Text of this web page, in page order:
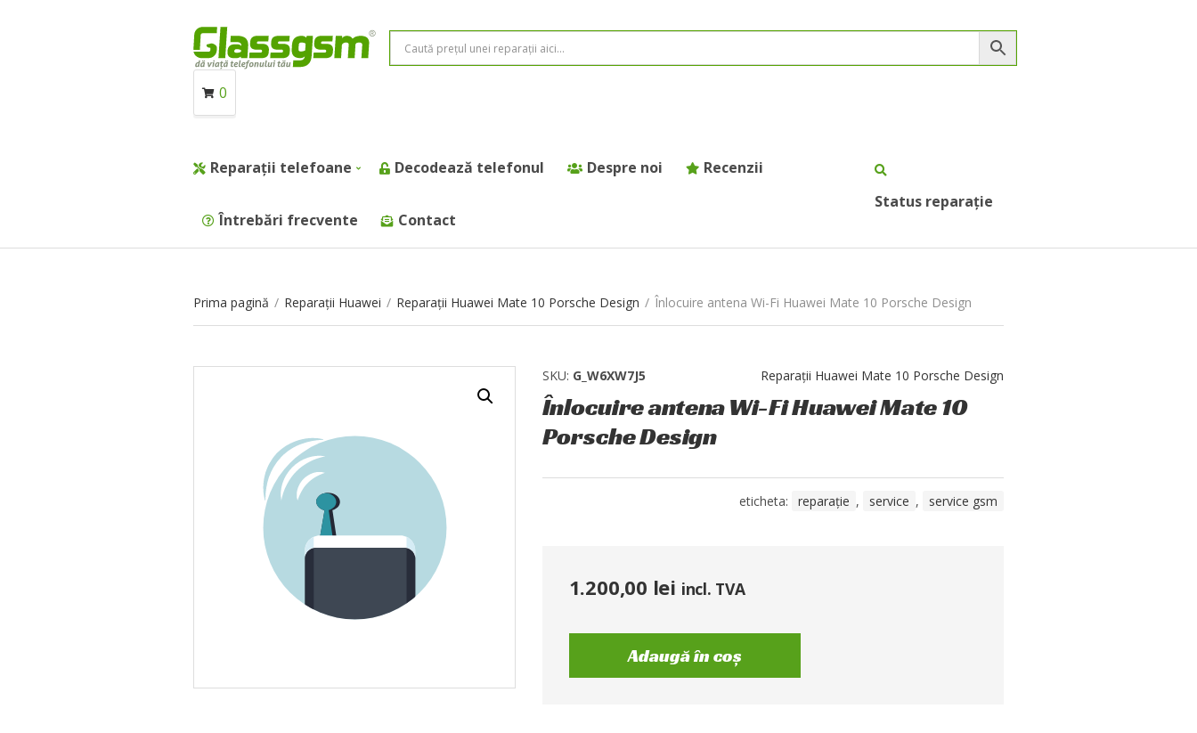
0
Reparații telefoane Decodează telefonul Despre noi Recenzii
Întrebări frecvente Contact
Status reparație
Prima pagină / Reparații Huawei / Reparații Huawei Mate 10 Porsche Design / Înlocuire antena Wi-Fi Huawei Mate 10 Porsche Design
SKU: G_W6XW7J5 Reparații Huawei Mate 10 Porsche Design
Înlocuire antena Wi-Fi Huawei Mate 10
Porsche Design
eticheta: reparație , service , service gsm
1.200,00 lei incl. TVA
Adaugă în coș